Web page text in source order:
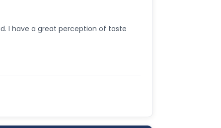
I have a great perception of taste